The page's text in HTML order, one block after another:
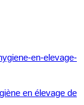
en élevage de